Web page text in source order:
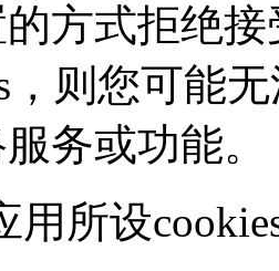
方式拒绝
，则您可能
务或功能。
用所设